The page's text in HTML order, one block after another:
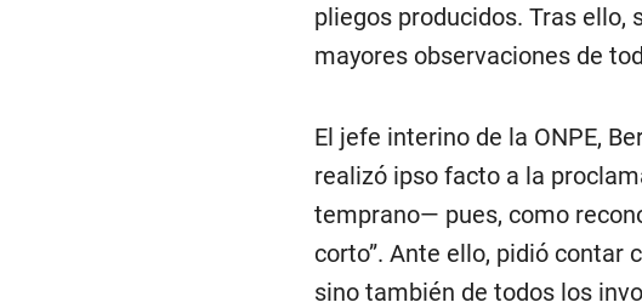
pliegos producidos. Tras ello,
mayores observaciones de
El jefe interino de la ONPE,
realizó ipso facto a la
temprano— pues, como
corto”. Ante ello, pidió contar
sino también de todos los